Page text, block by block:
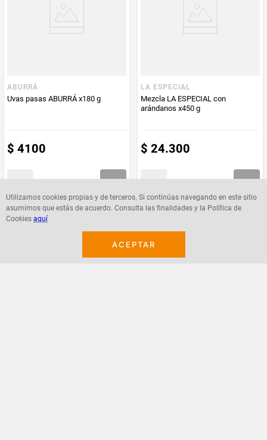
Utilizamos cookies propias y de terceros. Si continúas navegando en este sitio
asumimos que estás de acuerdo. Consulta las finalidades y la Política de
Cookies aquí
ACEPTAR
PUM - Unidad
de Medida
ABURRÁ
Uvas pasas ABURRÁ x180 g
$ 4100
LA ESPECIAL
Mezcla LA ESPECIAL con
arándanos x450 g
$ 24.300